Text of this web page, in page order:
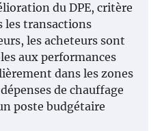
du DPE, critère
les transactions
les acheteurs sont
aux performances
dans les zones
de chauffage
poste budgétaire